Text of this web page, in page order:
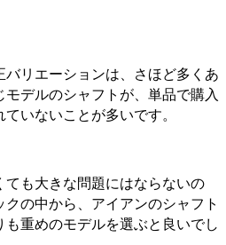
リエーションは、さほど多くあ
デルのシャフトが、単品で購入
いないことが多いです。
も大きな問題にはならないの
の中から、アイアンのシャフト
重めのモデルを選ぶと良いでし